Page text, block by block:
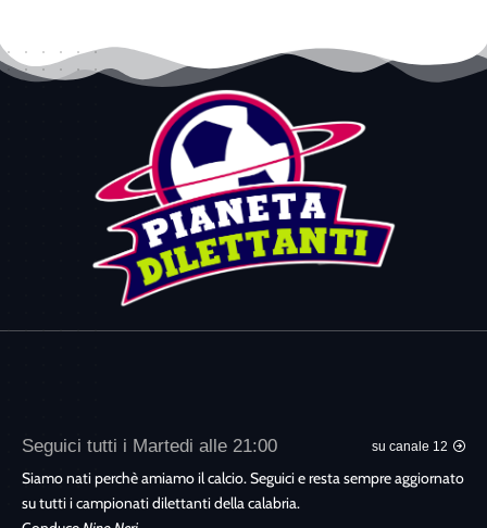
Seguici tutti i Martedi alle 21:00 su canale 12
Siamo nati perchè amiamo il calcio. Seguici e resta sempre aggiornato
su tutti i campionati dilettanti della calabria.